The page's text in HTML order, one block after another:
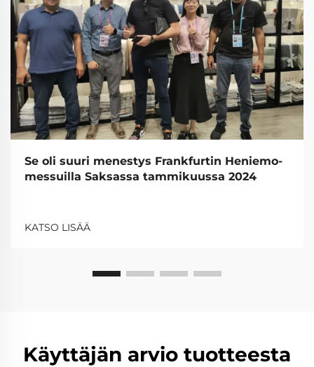
Se oli suuri menestys Frankfurtin Heniemo-
messuilla Saksassa tammikuussa 2024
KATSO LISÄÄ
Käyttäjän arvio tuotteesta